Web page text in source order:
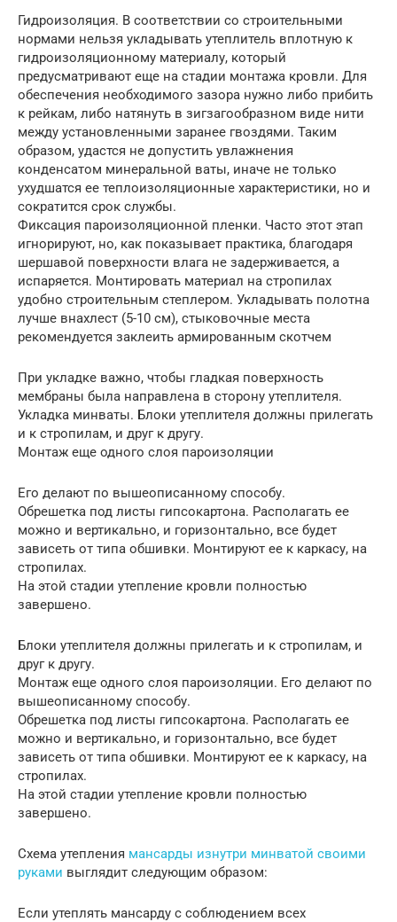
Гидроизоляция. В соответствии со строительными
нормами нельзя укладывать утеплитель вплотную к
гидроизоляционному материалу, который
предусматривают еще на стадии монтажа кровли. Для
обеспечения необходимого зазора нужно либо прибить
к рейкам, либо натянуть в зигзагообразном виде нити
между установленными заранее гвоздями. Таким
образом, удастся не допустить увлажнения
конденсатом минеральной ваты, иначе не только
ухудшатся ее теплоизоляционные характеристики, но и
сократится срок службы.
Фиксация пароизоляционной пленки. Часто этот этап
игнорируют, но, как показывает практика, благодаря
шершавой поверхности влага не задерживается, а
испаряется. Монтировать материал на стропилах
удобно строительным степлером. Укладывать полотна
лучше внахлест (5-10 см), стыковочные места
рекомендуется заклеить армированным скотчем
При укладке важно, чтобы гладкая поверхность
мембраны была направлена в сторону утеплителя.
Укладка минваты. Блоки утеплителя должны прилегать
и к стропилам, и друг к другу.
Монтаж еще одного слоя пароизоляции
Его делают по вышеописанному способу.
Обрешетка под листы гипсокартона. Располагать ее
можно и вертикально, и горизонтально, все будет
зависеть от типа обшивки. Монтируют ее к каркасу, на
стропилах.
На этой стадии утепление кровли полностью
завершено.
Блоки утеплителя должны прилегать и к стропилам, и
друг к другу.
Монтаж еще одного слоя пароизоляции. Его делают по
вышеописанному способу.
Обрешетка под листы гипсокартона. Располагать ее
можно и вертикально, и горизонтально, все будет
зависеть от типа обшивки. Монтируют ее к каркасу, на
стропилах.
На этой стадии утепление кровли полностью
завершено.
Схема утепления мансарды изнутри минватой своими
руками выглядит следующим образом:
Если утеплять мансарду с соблюдением всех